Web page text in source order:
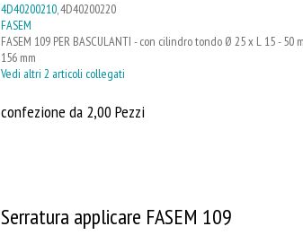
4D40200210, 4D40200220
FASEM
FASEM 109 PER BASCULANTI - con cilindro tondo Ø 25 x L 15 -
156 mm
Vedi altri 2 articoli collegati
confezione da 2,00 Pezzi
Serratura applicare FASEM 109